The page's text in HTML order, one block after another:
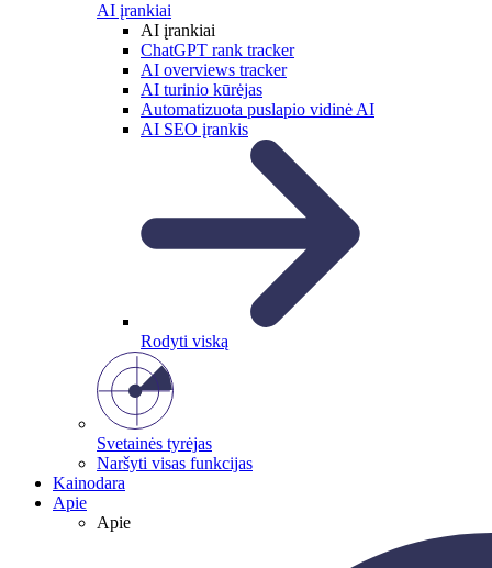
AI įrankiai
AI įrankiai
ChatGPT rank tracker
AI overviews tracker
AI turinio kūrėjas
Automatizuota puslapio vidinė AI
AI SEO įrankis
Rodyti viską
Svetainės tyrėjas
Naršyti visas funkcijas
Kainodara
Apie
Apie